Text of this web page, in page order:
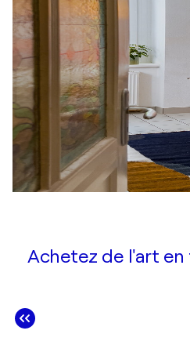
Achetez de l'art